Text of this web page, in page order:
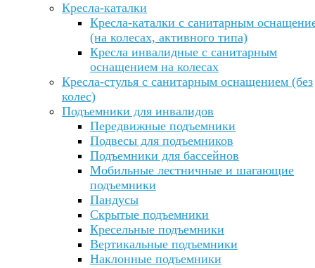
Кресла-каталки
Кресла-каталки с санитарным
(на колесах, активного типа)
Кресла инвалидные с санитарным
оснащением на колесах
Кресла-стулья с санитарным оснащением (без
колес)
Подъемники для инвалидов
Передвижные подъемники
Подвесы для подъемников
Подъемники для бассейнов
Мобильные лестничные и шагающие
подъемники
Пандусы
Скрытые подъемники
Кресельные подъемники
Вертикальные подъемники
Наклонные подъемники